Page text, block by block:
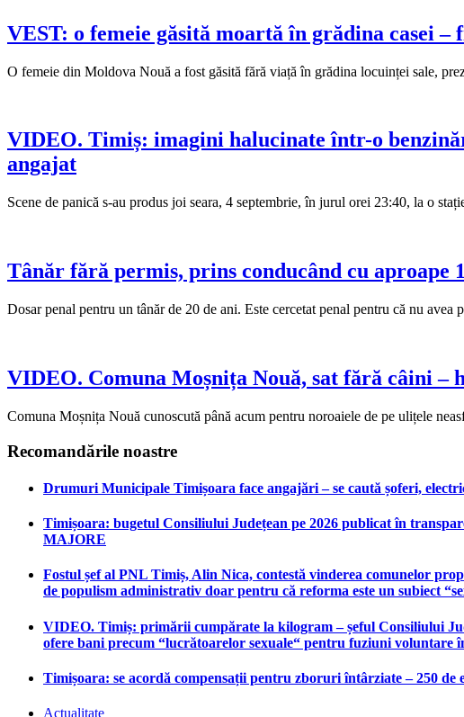
VEST: o femeie găsită moartă în grădina casei
O femeie din Moldova Nouă a fost găsită fără viață în grădina locuinței sale,
VIDEO. Timiș: imagini halucinate într-o
angajat
Scene de panică s-au produs joi seara, 4 septembrie, în jurul orei 23:40, la o
Tânăr fără permis, prins conducând cu aproape
Dosar penal pentru un tânăr de 20 de ani. Este cercetat penal pentru că nu
VIDEO. Comuna Moșnița Nouă, sat fără câini
Comuna Moșnița Nouă cunoscută până acum pentru noroaiele de pe ulițele
Recomandările noastre
Drumuri Municipale Timișoara face angajări – se caută șoferi,
Timișoara: bugetul Consiliului Județean pe 2026 publicat în
MAJORE
Fostul șef al PNL Timiș, Alin Nica, contestă vinderea comunelor
de populism administrativ doar pentru că reforma este un subiect
VIDEO. Timiș: primării cumpărate la kilogram – șeful Consiliului
ofere bani precum “lucrătoarelor sexuale“ pentru fuziuni voluntare
Timișoara: se acordă compensații pentru zboruri întârziate – 250
Actualitate